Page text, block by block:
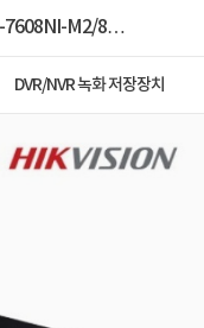
7608NI-M2/8P
DVR/NVR 녹화 저장장치